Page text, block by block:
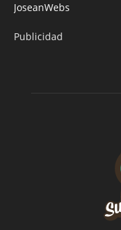
JoseanWebs
Publicidad